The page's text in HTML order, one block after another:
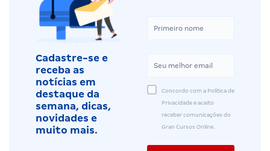
Cadastre-se e
receba as
notícias em
destaque da
semana, dicas,
novidades e
muito mais.
Concordo com a Política de
Privacidade e aceito
receber comunicações do
Gran Cursos Online.